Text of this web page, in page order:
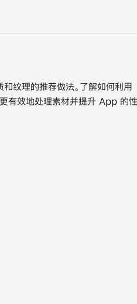
纹理的推荐做法。了解如何利用
有效地处理素材并提升 App 的性